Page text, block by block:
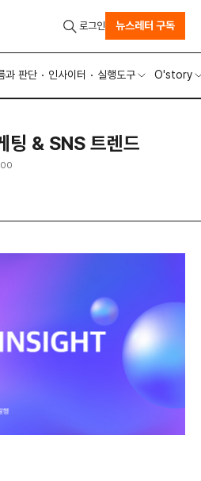
과 판단 인사이터 실행도구 O'story
로그인 뉴스레터 구독
& SNS 트렌드